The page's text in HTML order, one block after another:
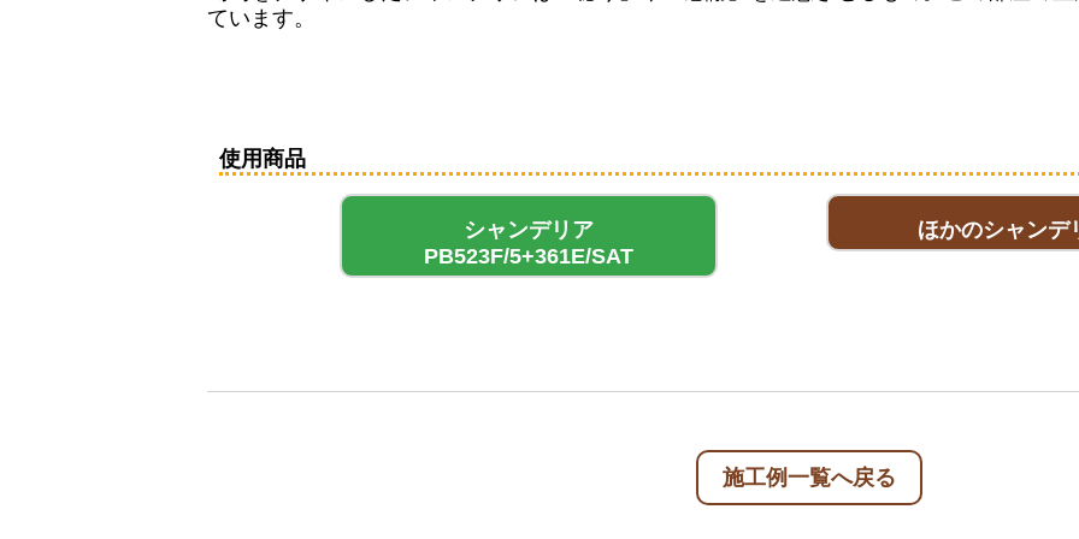
ています。
使用商品
シャンデリア
PB523F/5+361E/SAT
ほかのシャンデ
施工例一覧へ戻る